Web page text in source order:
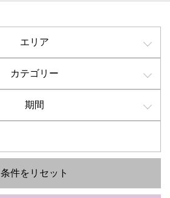
エリア
カテゴリー
期間
条件をリセット